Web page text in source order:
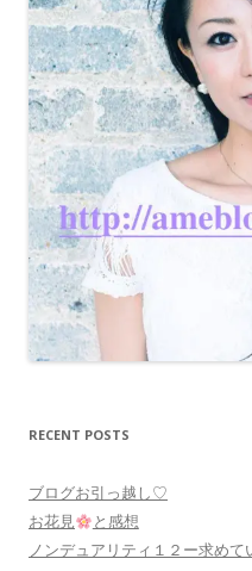
RECENT POSTS
ブログお引っ越し♡
お花見
と感想
ノンデュアリティ１２ー求めて